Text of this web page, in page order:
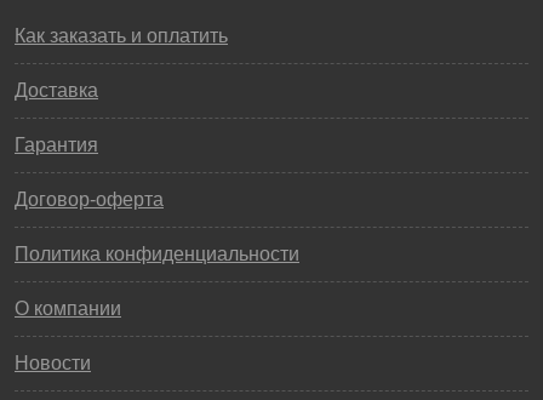
Как заказать и оплатить
Доставка
Гарантия
Договор-оферта
Политика конфиденциальности
О компании
Новости